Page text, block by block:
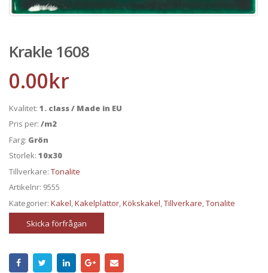
Krakle 1608
0.00kr
Kvalitet: 1. class / Made in EU
Pris per: /m2
Farg: Grön
Storlek: 10x30
Tillverkare: Tonalite
Artikelnr: 9555
Kategorier: Kakel,Kakelplattor,Kökskakel,Tillverkare,Tonalite
Skicka förfrågan